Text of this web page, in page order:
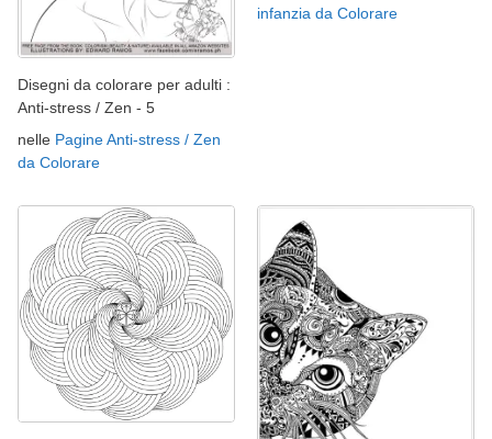
Disegni da colorare per adulti :
Anti-stress / Zen - 5
nelle Pagine Anti-stress / Zen
da Colorare
infanzia da Colorare